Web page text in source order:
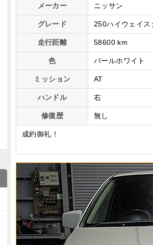
メーカー ニッサン
グレード 250ハイウェイス
走行距離 58600 km
色 パールホワイト
ミッション AT
ハンドル 右
修復歴 無し
成約御礼！